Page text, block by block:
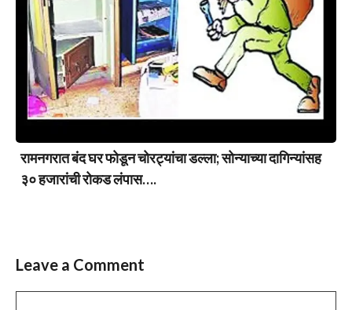
रामनगरात बंद घर फोडून चोरट्यांचा डल्ला; सोन्याच्या दागिन्यांसह
३० हजारांची रोकड लंपास….
Leave a Comment